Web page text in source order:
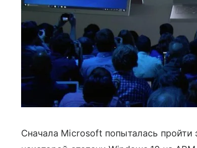
Сначала Microsoft попыталась